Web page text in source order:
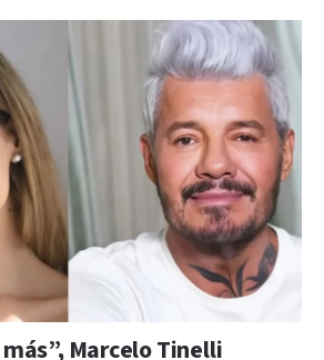
Marcelo Tinelli